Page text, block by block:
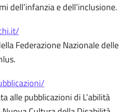
dell’infanzia e dell’inclusione.
Federazione Nazionale delle
alle pubblicazioni di L’abilità